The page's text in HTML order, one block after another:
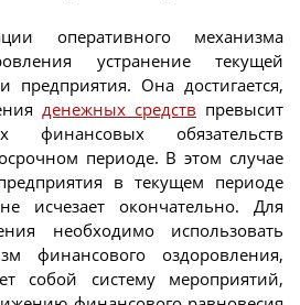
оперативного механизма
устранение текущей
предприятия. Она достигается,
денежных средств превысит
финансовых обязательств
периоде. В этом случае
в текущем периоде
исчезает окончательно. Для
необходимо использовать
финансового оздоровления,
собой систему мероприятий,